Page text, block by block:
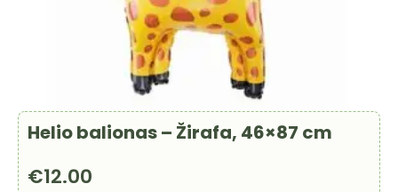
Helio balionas – Žirafa, 46×87 cm
€12.00